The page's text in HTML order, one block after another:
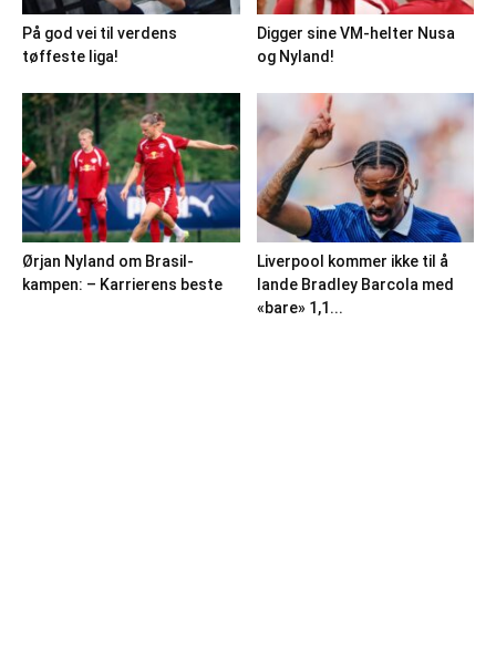
På god vei til verdens
tøffeste liga!
Digger sine VM-helter Nusa
og Nyland!
Ørjan Nyland om Brasil-
kampen: – Karrierens beste
Liverpool kommer ikke til å
lande Bradley Barcola med
«bare» 1,1...